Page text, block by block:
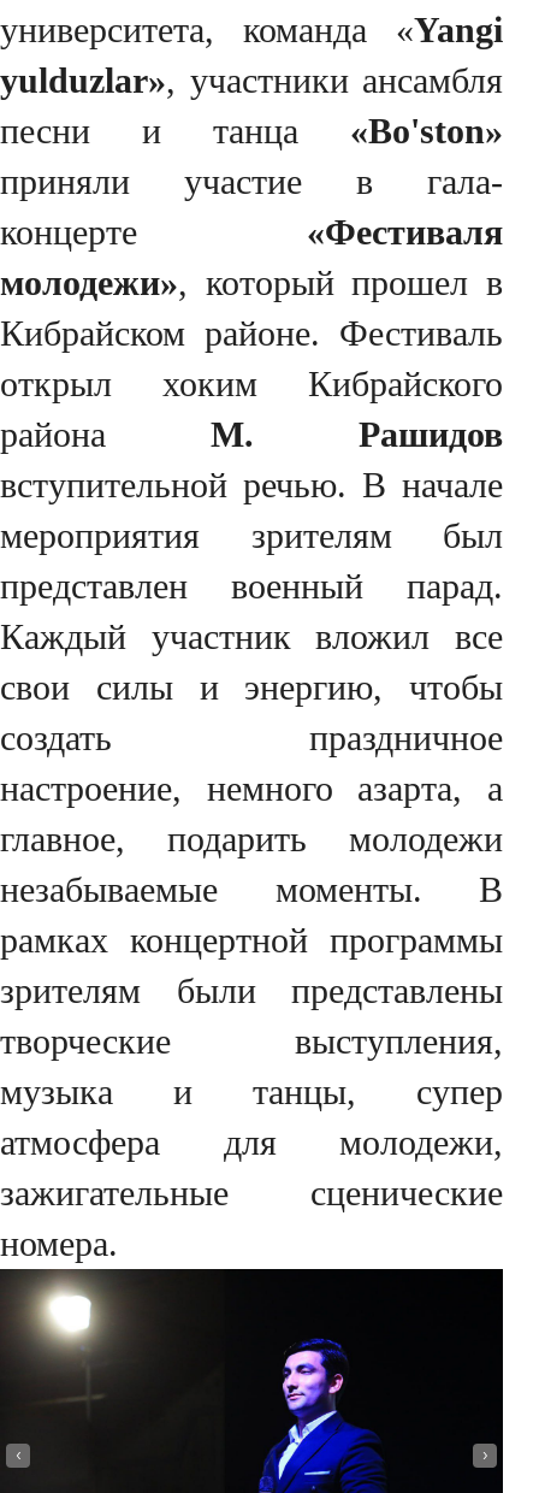
университета, команда «Yangi
yulduzlar», участники ансамбля
песни и танца «Bo'ston»
приняли участие в гала-
концерте «Фестиваля
молодежи», который прошел в
Кибрайском районе. Фестиваль
открыл хоким Кибрайского
района М. Рашидов
вступительной речью. В начале
мероприятия зрителям был
представлен военный парад.
Каждый участник вложил все
свои силы и энергию, чтобы
создать праздничное
настроение, немного азарта, а
главное, подарить молодежи
незабываемые моменты. В
рамках концертной программы
зрителям были представлены
творческие выступления,
музыка и танцы, супер
атмосфера для молодежи,
зажигательные сценические
номера.
‹ ›